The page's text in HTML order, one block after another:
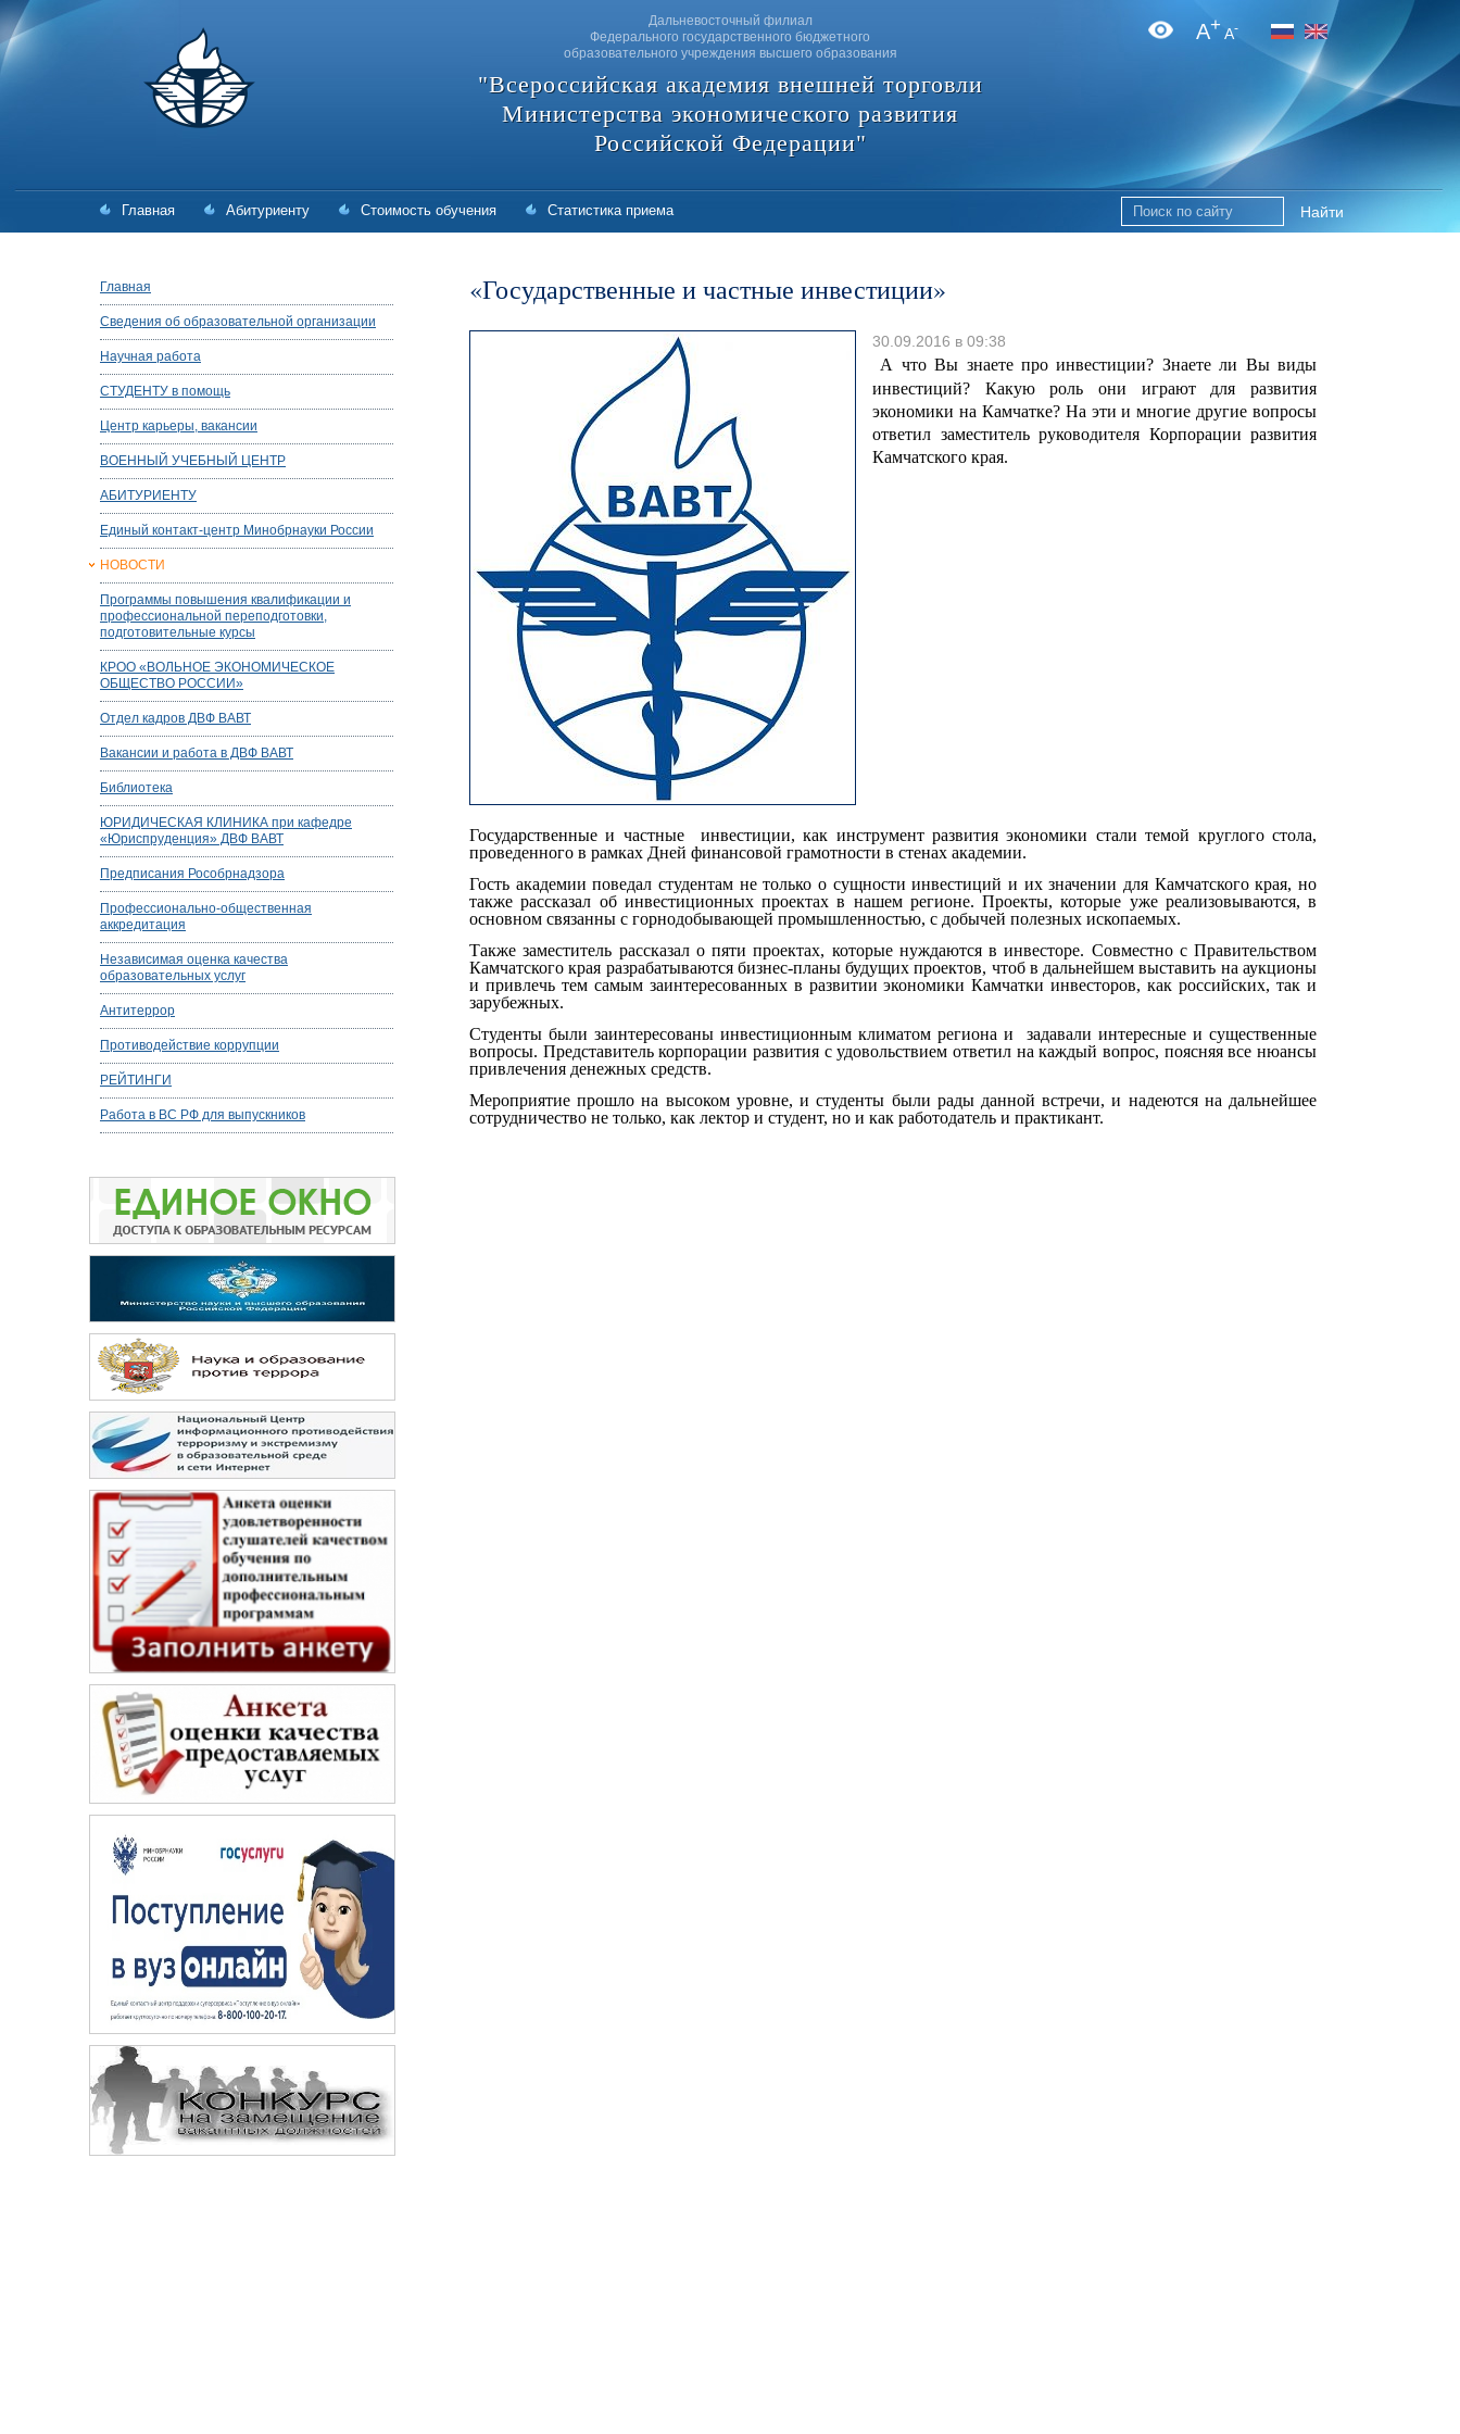
Дальневосточный филиал
Федерального государственного бюджетного
образовательного учреждения высшего образования
"Всероссийская академия внешней торговли
Министерства экономического развития
Российской Федерации"
Главная Абитуриенту Стоимость обучения Статистика приема Найти
A+A-
Главная
Сведения об образовательной организации
Научная работа
СТУДЕНТУ в помощь
Центр карьеры, вакансии
ВОЕННЫЙ УЧЕБНЫЙ ЦЕНТР
АБИТУРИЕНТУ
Единый контакт-центр Минобрнауки России
НОВОСТИ
Программы повышения квалификации и
профессиональной переподготовки,
подготовительные курсы
КРОО «ВОЛЬНОЕ ЭКОНОМИЧЕСКОЕ
ОБЩЕСТВО РОССИИ»
Отдел кадров ДВФ ВАВТ
Вакансии и работа в ДВФ ВАВТ
Библиотека
ЮРИДИЧЕСКАЯ КЛИНИКА при кафедре
«Юриспруденция» ДВФ ВАВТ
Предписания Рособрнадзора
Профессионально-общественная
аккредитация
Независимая оценка качества
образовательных услуг
Антитеррор
Противодействие коррупции
РЕЙТИНГИ
Работа в ВС РФ для выпускников
«Государственные и частные инвестиции»
30.09.2016 в 09:38
А что Вы знаете про инвестиции? Знаете ли Вы виды
инвестиций? Какую роль они играют для развития
экономики на Камчатке? На эти и многие другие вопросы
ответил заместитель руководителя Корпорации развития
Камчатского края.
Государственные и частные инвестиции, как инструмент развития экономики стали темой круглого стола,
проведенного в рамках Дней финансовой грамотности в стенах академии.
Гость академии поведал студентам не только о сущности инвестиций и их значении для Камчатского края, но
также рассказал об инвестиционных проектах в нашем регионе. Проекты, которые уже реализовываются, в
основном связанны с горнодобывающей промышленностью, с добычей полезных ископаемых.
Также заместитель рассказал о пяти проектах, которые нуждаются в инвесторе. Совместно с Правительством
Камчатского края разрабатываются бизнес-планы будущих проектов, чтоб в дальнейшем выставить на аукционы
и привлечь тем самым заинтересованных в развитии экономики Камчатки инвесторов, как российских, так и
зарубежных.
Студенты были заинтересованы инвестиционным климатом региона и задавали интересные и существенные
вопросы. Представитель корпорации развития с удовольствием ответил на каждый вопрос, поясняя все нюансы
привлечения денежных средств.
Мероприятие прошло на высоком уровне, и студенты были рады данной встречи, и надеются на дальнейшее
сотрудничество не только, как лектор и студент, но и как работодатель и практикант.